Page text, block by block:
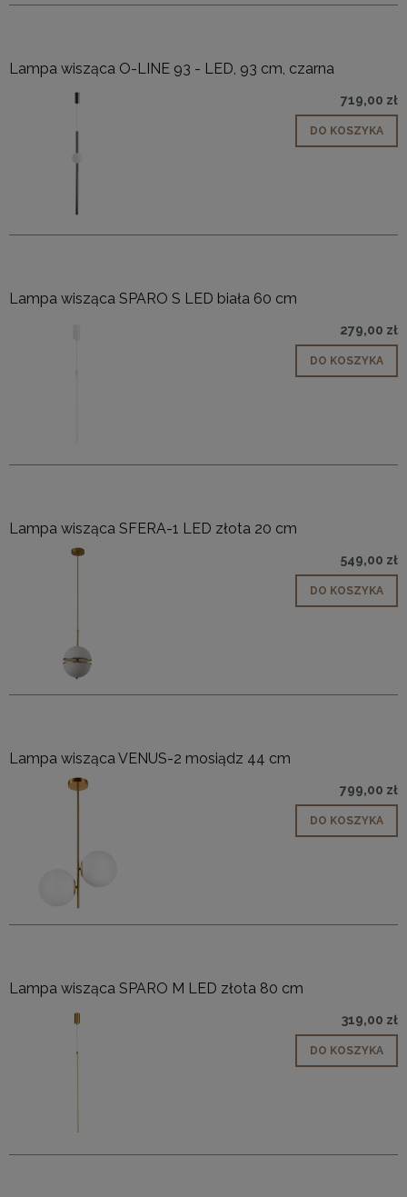
Lampa wisząca O-LINE 93 - LED, 93 cm, czarna
719,00 zł
DO KOSZYKA
Lampa wisząca SPARO S LED biała 60 cm
279,00 zł
DO KOSZYKA
Lampa wisząca SFERA-1 LED złota 20 cm
549,00 zł
DO KOSZYKA
Lampa wisząca VENUS-2 mosiądz 44 cm
799,00 zł
DO KOSZYKA
Lampa wisząca SPARO M LED złota 80 cm
319,00 zł
DO KOSZYKA